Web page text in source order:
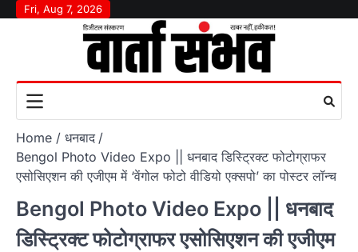
SkipFri, Aug 7, 2026
Home
धनबाद
Bengol Photo Video Expo || धनबाद डिस्ट्रिक्ट फोटोग्राफर
एसोसिएशन की एजीएम में ‘वेंगोल फोटो वीडियो एक्सपो’ का पोस्टर लॉन्च
Bengol Photo Video Expo || धनबाद
डिस्ट्रिक्ट फोटोग्राफर एसोसिएशन की एजीएम